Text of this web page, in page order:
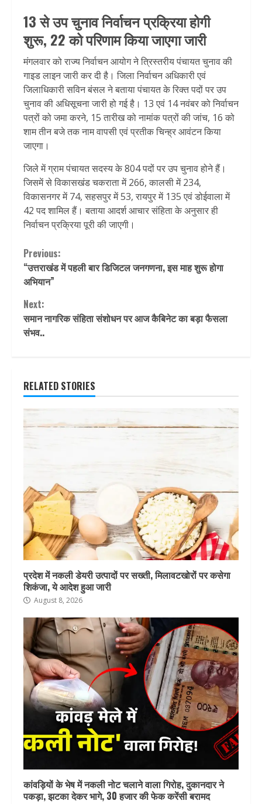
13 से उप चुनाव निर्वाचन प्रक्रिया होगी
शुरू, 22 को परिणाम किया जाएगा जारी
मंगलवार को राज्य निर्वाचन आयोग ने त्रिस्तरीय पंचायत चुनाव की
गाइड लाइन जारी कर दी है। जिला निर्वाचन अधिकारी एवं
जिलाधिकारी सविन बंसल ने बताया पंचायत के रिक्त पदों पर उप
चुनाव की अधिसूचना जारी हो गई है। 13 एवं 14 नवंबर को निर्वाचन
पत्रों को जमा करने, 15 तारीख को नामांक पत्रों की जांच, 16 को
शाम तीन बजे तक नाम वापसी एवं प्रतीक चिन्ह्र आवंटन किया
जाएगा।
जिले में ग्राम पंचायत सदस्य के 804 पदों पर उप चुनाव होने हैं।
जिसमें से विकासखंड चकराता में 266, कालसी में 234,
विकासनगर में 74, सहसपुर में 53, रायपुर में 135 एवं डोईवाला में
42 पद शामिल हैं। बताया आदर्श आचार संहिता के अनुसार ही
निर्वाचन प्रक्रिया पूरी की जाएगी।
Continue
Reading
Previous:
“उत्तराखंड में पहली बार डिजिटल जनगणना, इस माह शुरू होगा
अभियान”
Next:
समान नागरिक संहिता संशोधन पर आज कैबिनेट का बड़ा फैसला
संभव..
RELATED STORIES
प्रदेश में नकली डेयरी उत्पादों पर सख्ती, मिलावटखोरों पर कसेगा
शिकंजा, ये आदेश हुआ जारी
August 8, 2026
कांवड़ियों के भेष में नकली नोट चलाने वाला गिरोह, दुकानदार ने
पकड़ा, झटका देकर भागे, 30 हजार की फेक करेंसी बरामद